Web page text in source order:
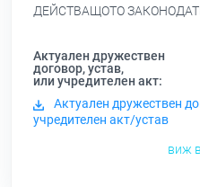
ДЕЙСТВАЩОТО
Актуален дружествен
договор, устав,
или учредителен акт:
Актуален дружествен
учредителен акт/устав
виж